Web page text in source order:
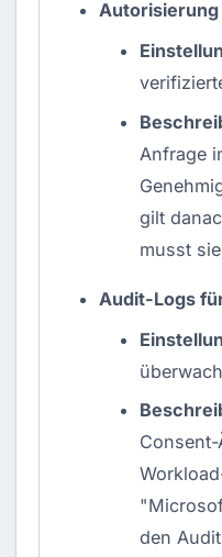
Anfrage
gilt
musst
Audit-Logs
den